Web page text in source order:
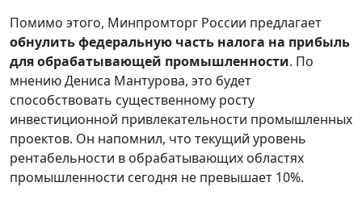
Помимо этого, Минпромторг России предлагает
обнулить федеральную часть налога на прибыль
для обрабатывающей промышленности. По
мнению Дениса Мантурова, это будет
способствовать существенному росту
инвестиционной привлекательности промышленных
проектов. Он напомнил, что текущий уровень
рентабельности в обрабатывающих областях
промышленности сегодня не превышает 10%.